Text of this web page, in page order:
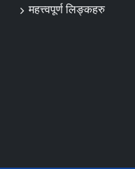
महत्त्वपूर्ण लिङ्कहरु